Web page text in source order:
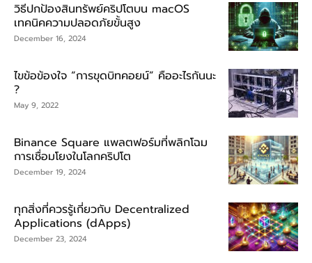
วิธีปกป้องสินทรัพย์คริปโตบน macOS
เทคนิคความปลอดภัยขั้นสูง
December 16, 2024
ไขข้อข้องใจ “การขุดบิทคอยน์” คืออะไรกันนะ
?
May 9, 2022
Binance Square แพลตฟอร์มที่พลิกโฉม
การเชื่อมโยงในโลกคริปโต
December 19, 2024
ทุกสิ่งที่ควรรู้เกี่ยวกับ Decentralized
Applications (dApps)
December 23, 2024